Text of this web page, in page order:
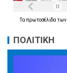
Ταπρωτοσέλιδατων
ΠΟΛΙΤΙΚΗ